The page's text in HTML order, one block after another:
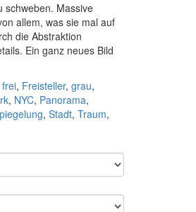
schweben. Massive
allem, was sie mal auf
die Abstraktion
Ein ganz neues Bild
frei, Freisteller, grau,
, NYC, Panorama,
, Stadt, Traum,